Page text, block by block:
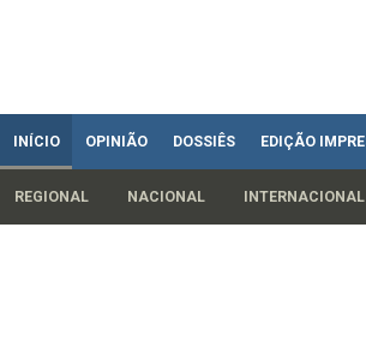
INÍCIO OPINIÃO DOSSIÊS EDIÇÃO
REGIONAL NACIONAL INTERNACIONAL